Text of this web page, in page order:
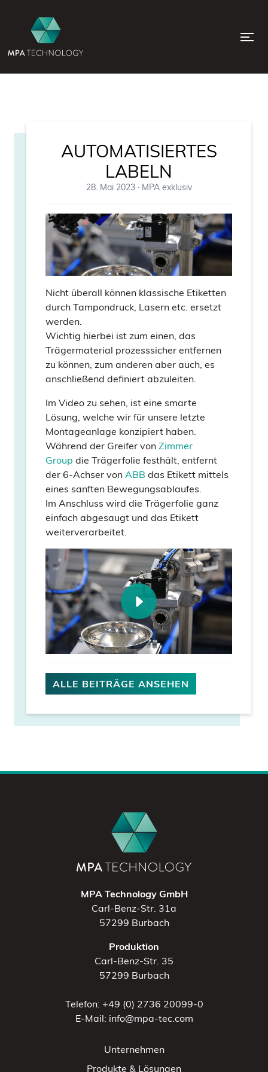
AUTOMATISIERTES
LABELN
28. Mai 2023· MPA exklusiv
Nicht überall können klassische Etiketten
durch Tampondruck, Lasern etc. ersetzt
werden.
Wichtig hierbei ist zum einen, das
Trägermaterial prozesssicher entfernen
zu können, zum anderen aber auch, es
anschließend definiert abzuleiten.
Im Video zu sehen, ist eine smarte
Lösung, welche wir für unsere letzte
Montageanlage konzipiert haben.
Während der Greifer von Zimmer
Group die Trägerfolie festhält, entfernt
der 6-Achser von ABB das Etikett mittels
eines sanften Bewegungsablaufes.
Im Anschluss wird die Trägerfolie ganz
einfach abgesaugt und das Etikett
weiterverarbeitet.
ALLE BEITRÄGE ANSEHEN
MPA Technology GmbH
Carl-Benz-Str. 31a
57299 Burbach
Produktion
Carl-Benz-Str. 35
57299 Burbach
Telefon: +49 (0) 2736 20099-0
E-Mail: info@mpa-tec.com
Unternehmen
Produkte & Lösungen